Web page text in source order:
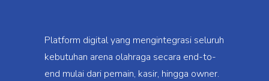
Platform digital yang mengintegrasi seluruh
kebutuhan arena olahraga secara end-to-
end mulai dari pemain, kasir, hingga owner.